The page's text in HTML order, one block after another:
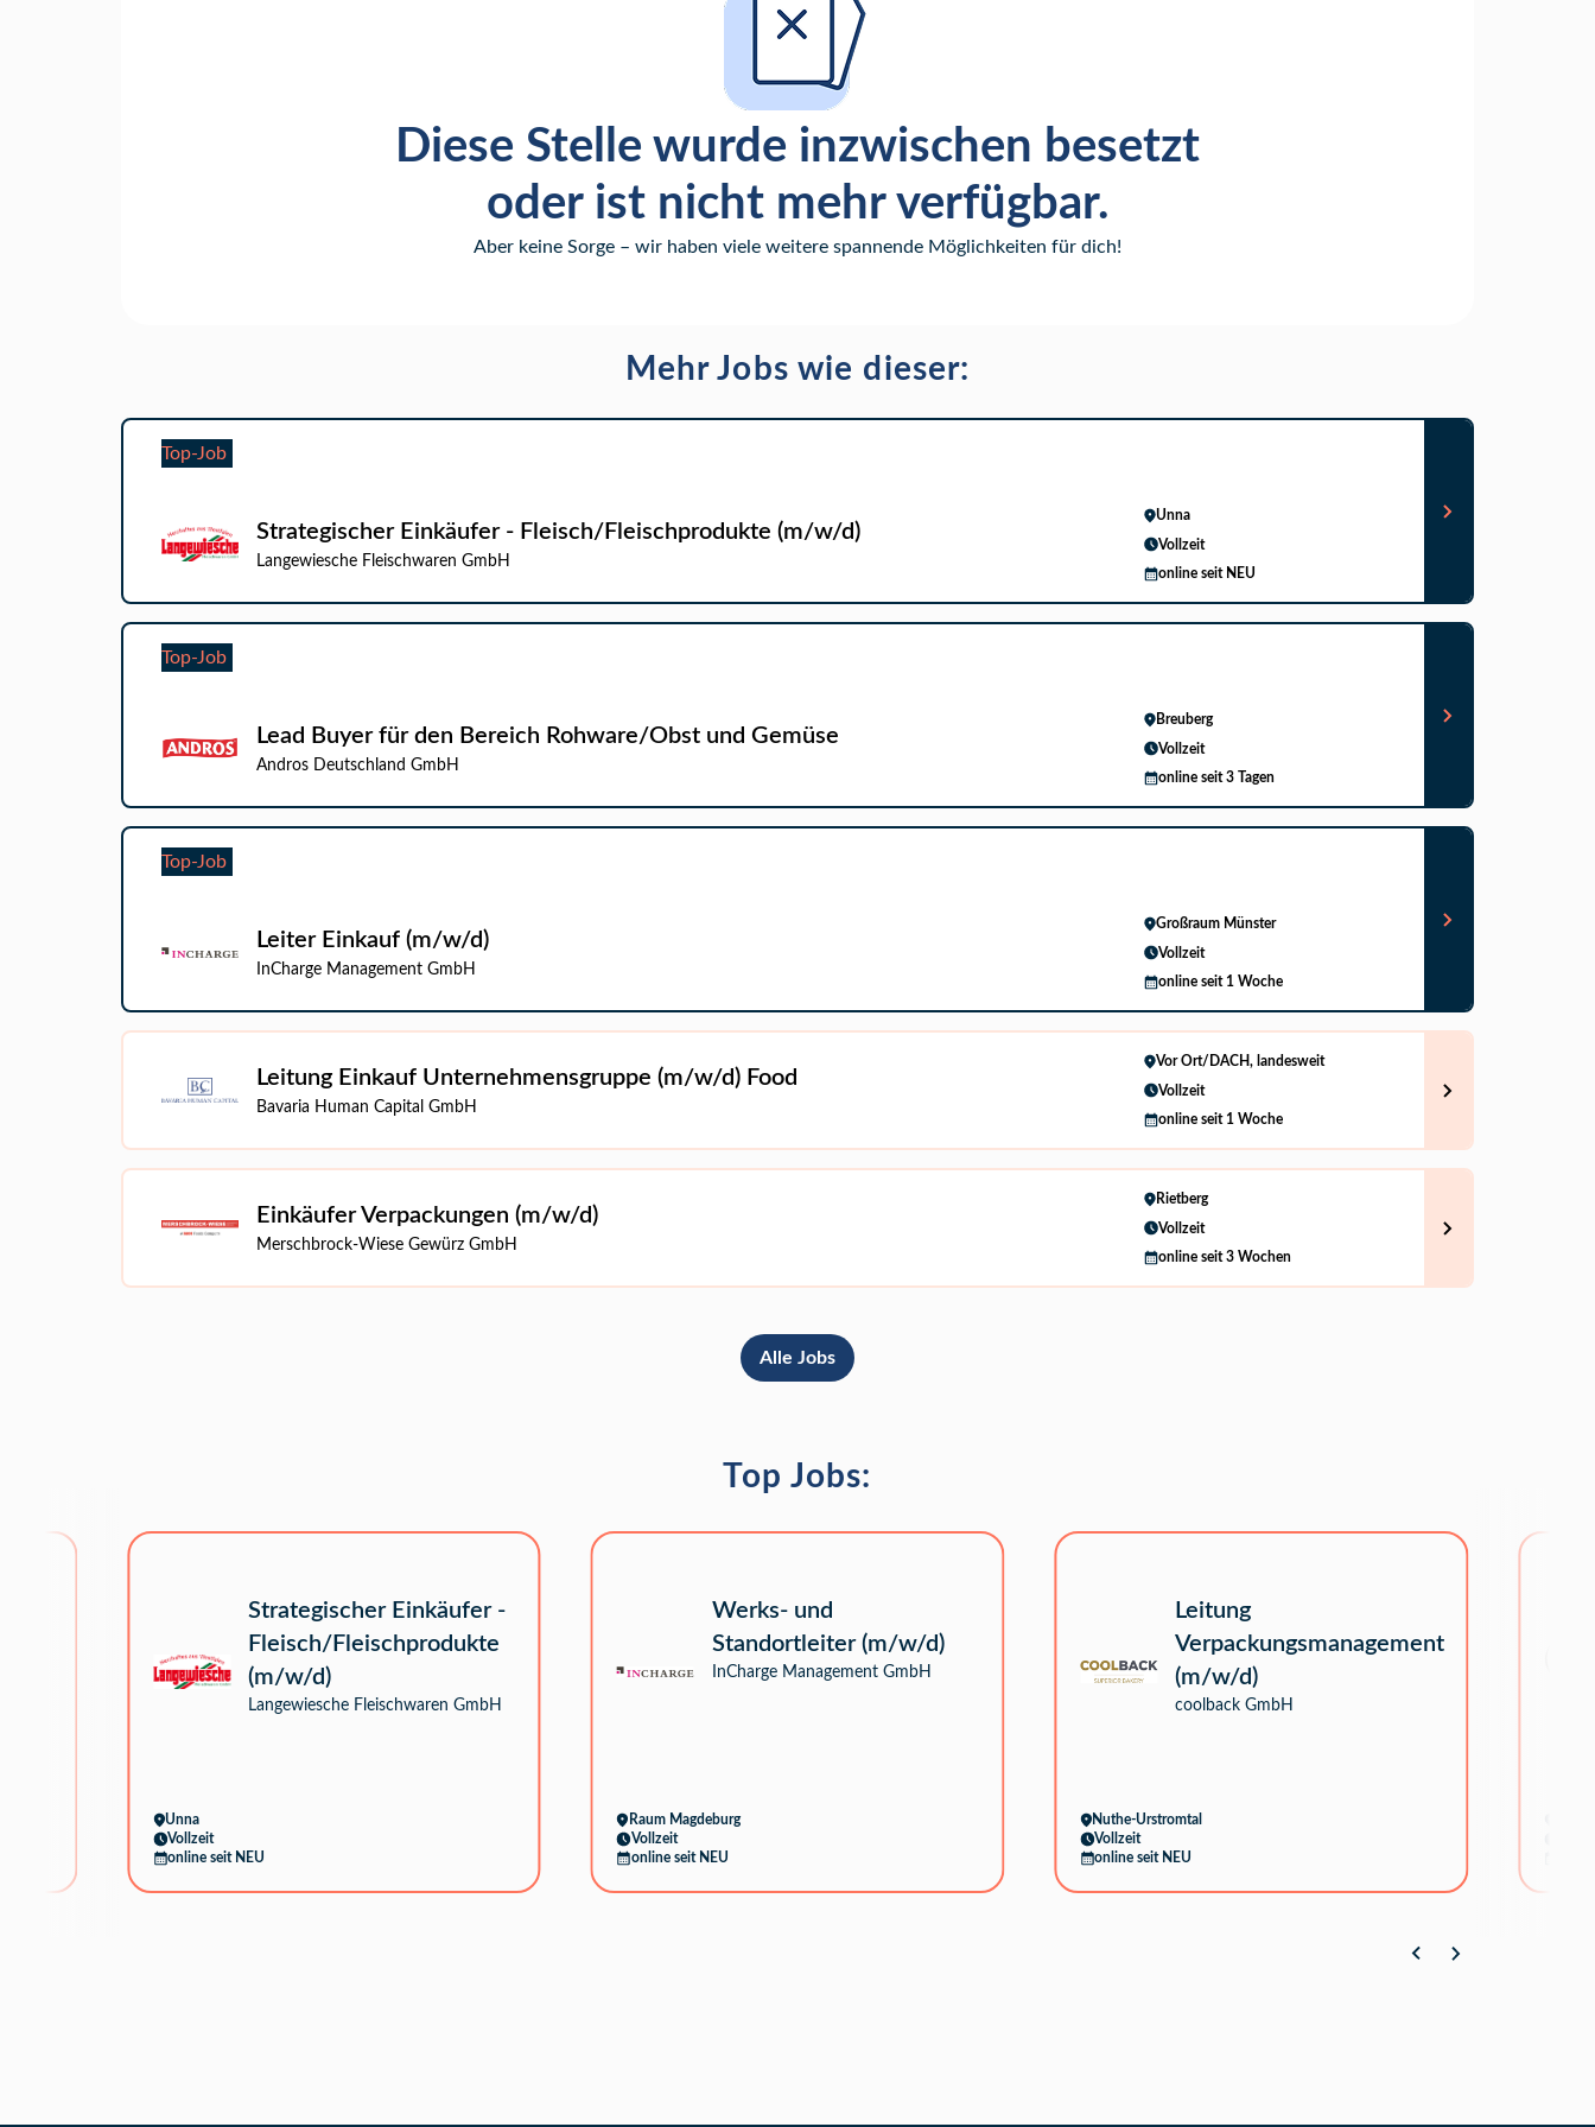
Diese Stelle wurde inzwischen besetzt
oder ist nicht mehr verfügbar.
Aber keine Sorge – wir haben viele weitere spannende Möglichkeiten für dich!
Mehr Jobs wie dieser:
Top-Job
Strategischer Einkäufer - Fleisch/Fleischprodukte (m/w/d)
Langewiesche Fleischwaren GmbH
Unna
Vollzeit
online seit NEU
Top-Job
Lead Buyer für den Bereich Rohware/Obst und Gemüse
Andros Deutschland GmbH
Breuberg
Vollzeit
online seit 3 Tagen
Top-Job
Leiter Einkauf (m/w/d)
InCharge Management GmbH
Großraum Münster
Vollzeit
online seit 1 Woche
Leitung Einkauf Unternehmensgruppe (m/w/d) Food
Bavaria Human Capital GmbH
Vor Ort/DACH, landesweit
Vollzeit
online seit 1 Woche
Einkäufer Verpackungen (m/w/d)
Merschbrock-Wiese Gewürz GmbH
Rietberg
Vollzeit
online seit 3 Wochen
Alle Jobs
Top Jobs:
Strategischer Einkäufer -
Fleisch/Fleischprodukte
(m/w/d)
Langewiesche Fleischwaren GmbH
Unna
Vollzeit
online seit NEU
Werks- und
Standortleiter (m/w/d)
InCharge Management GmbH
Raum Magdeburg
Vollzeit
online seit NEU
Leitung
Verpackungsmanagement
(m/w/d)
coolback GmbH
Nuthe-Urstromtal
Vollzeit
online seit NEU